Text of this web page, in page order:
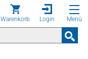
Warenkorb Login Menü